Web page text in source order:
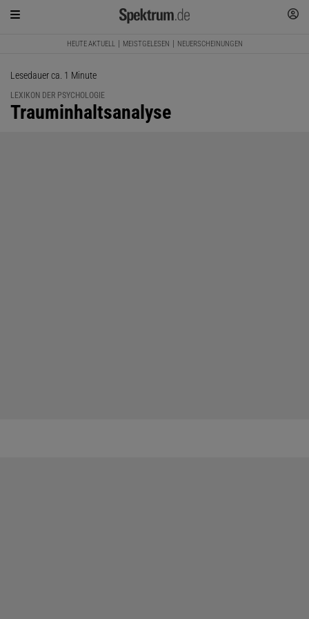
HEUTE AKTUELL MEISTGELESEN NEUERSCHEINUNGEN
Lesedauer ca. 1 Minute
LEXIKON DER PSYCHOLOGIE
:
Trauminhaltsanalyse